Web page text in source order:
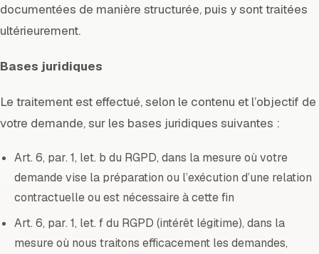
documentées de manière structurée, puis y sont traitées
ultérieurement.
Bases juridiques
Le traitement est effectué, selon le contenu et l’objectif de
votre demande, sur les bases juridiques suivantes :
Art. 6, par. 1, let. b du RGPD, dans la mesure où votre
demande vise la préparation ou l’exécution d’une relation
contractuelle ou est nécessaire à cette fin
Art. 6, par. 1, let. f du RGPD (intérêt légitime), dans la
mesure où nous traitons efficacement les demandes,